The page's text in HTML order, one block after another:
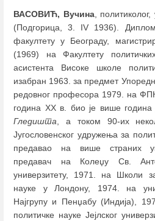
ВАСОВИЋ, Вучина,
(Подгорица, 3. IV 1936).
факултету у Београду,
(1969) на Факултету
асистента Високе школе
изабран 1963. за предмет
редовног професора 1979. на
година XX в. био је више година
Гледишта, а током 90-их
Југословенског удружења за
предавао на више страних
предавач на Колеџу Св.
универзитету, 1971. на Школи
науке у Лондону, 1974. на
Најгрупу и Пенџабу (Индија),
политичке науке Јејлског